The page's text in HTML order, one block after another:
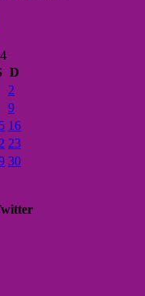
D
2
9
16
23
30